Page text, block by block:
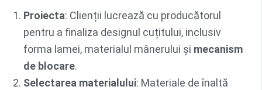
Proiecta: Clienții lucrează cu producătorul
pentru a finaliza designul cuțitului, inclusiv
forma lamei, materialul mânerului și mecanism
de blocare.
Selectarea materialului: Materiale de înaltă